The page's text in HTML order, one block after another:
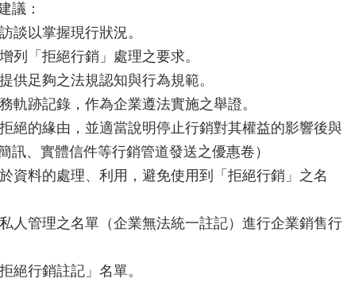
議：
談以掌握現行狀況。
列「拒絕行銷」處理之要求。
供足夠之法規認知與行為規範。
軌跡記錄，作為企業遵法實施之舉證。
絕的緣由，並適當說明停止行銷對其權益的影響後與
、實體信件等行銷管道發送之優惠卷）
資料的處理、利用，避免使用到「拒絕行銷」之名
人管理之名單（企業無法統一註記）進行企業銷售行
絕行銷註記」名單。